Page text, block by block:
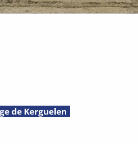
de Kerguelen